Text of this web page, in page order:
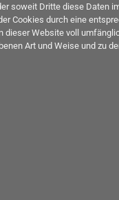
soweit Dritte diese Daten
Cookies durch eine
Website voll
Art und Weise und zu